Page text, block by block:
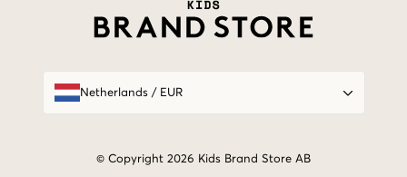
Netherlands/ EUR
© Copyright 2026 Kids Brand Store AB